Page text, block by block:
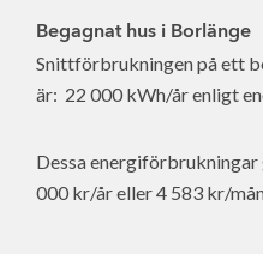
Begagnat hus i Borlänge
Snittförbrukningen på ett
är: 22 000 kWh/år enligt
Dessa energiförbrukningar
000 kr/år eller 4 583 kr/